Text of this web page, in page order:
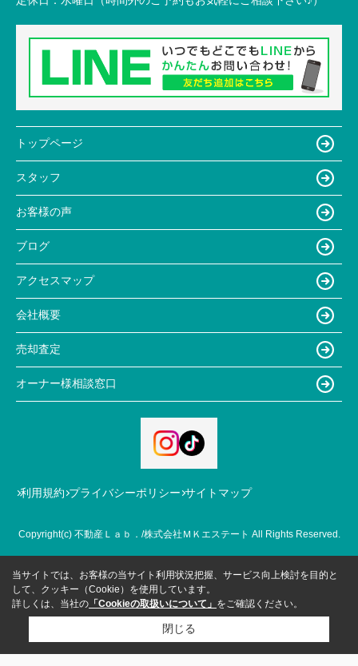
トップページ
スタッフ
お客様の声
ブログ
アクセスマップ
会社概要
売却査定
オーナー様相談窓口
利用規約 プライバシーポリシー サイトマップ
Copyright(c) 不動産Ｌａｂ．/株式会社ＭＫエステート All Rights Reserved.
当サイトでは、お客様の当サイト利用状況把握、サービス向上検討を目的と
して、クッキー（Cookie）を使用しています。
詳しくは、当社の 「Cookieの取扱いについて」 をご確認ください。
閉じる